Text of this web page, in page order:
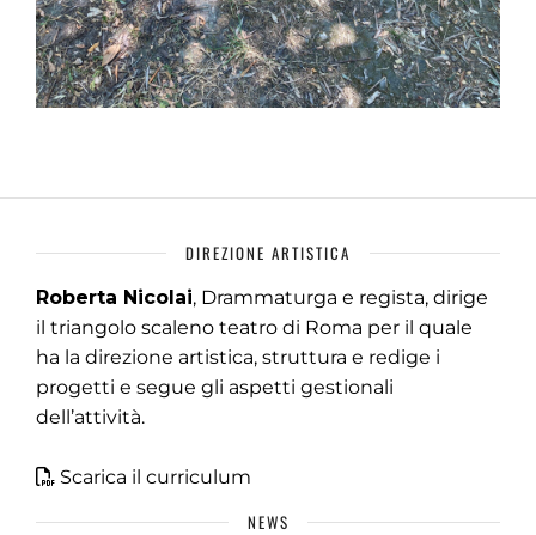
DIREZIONE ARTISTICA
Roberta Nicolai, Drammaturga e regista, dirige
il triangolo scaleno teatro di Roma per il quale
ha la direzione artistica, struttura e redige i
progetti e segue gli aspetti gestionali
dell’attività.
Scarica il curriculum
NEWS